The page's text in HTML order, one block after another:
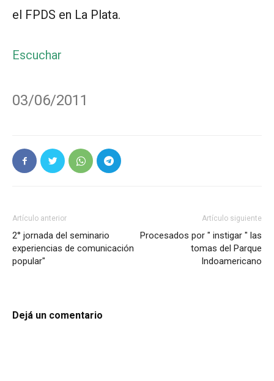
el FPDS en La Plata.
Escuchar
03/06/2011
Artículo anterior
2° jornada del seminario
experiencias de comunicación
popular"
Artículo siguiente
Procesados por " instigar " las
tomas del Parque
Indoamericano
Dejá un comentario